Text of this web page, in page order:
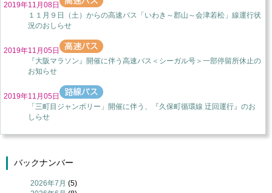
2019年11月08日
１１月９日（土）からの高速バス「いわき～郡山～会津若松」線運行状
況のおしらせ
2019年11月05日
『大阪マラソン』開催に伴う高速バス＜シーガル号＞一部停留所休止の
お知らせ
2019年11月05日
「三町目ジャンボリー」開催に伴う、『久保町循環線 迂回運行』のお
しらせ
バックナンバー
2026年7月 (5)